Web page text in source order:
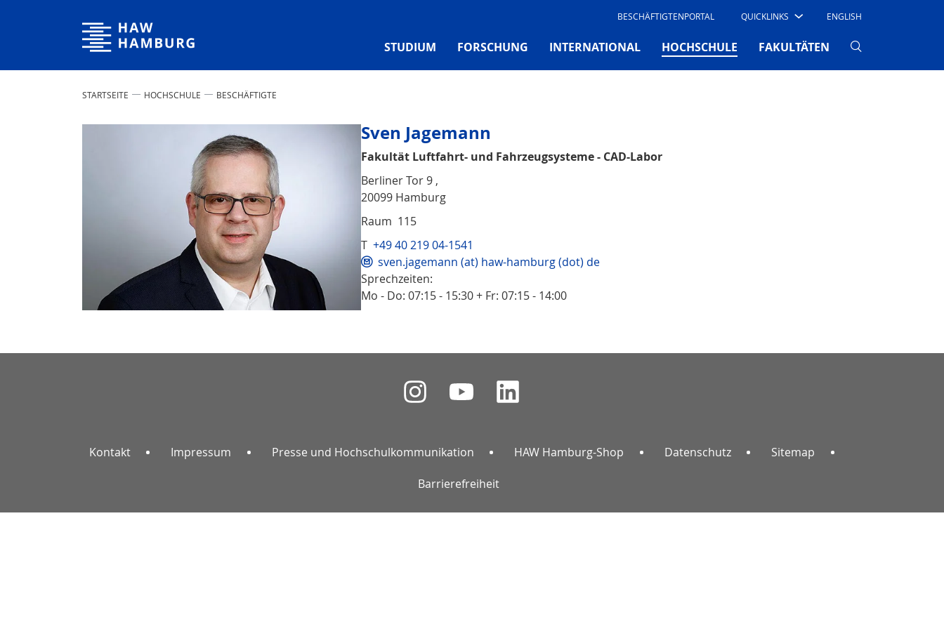
Hochschule für Angewandte Wissenschaften Hamburg BESCHÄFTIGTENPORTAL QUICKLINKS ENGLISH
STUDIUM FORSCHUNG INTERNATIONAL HOCHSCHULE (CURRENT)
FAKULTÄTEN
STARTSEITE HOCHSCHULE BESCHÄFTIGTE
Sven Jagemann
Fakultät Luftfahrt- und Fahrzeugsysteme - CAD-Labor
Berliner Tor 9 ,
20099 Hamburg
Raum 115
T +49 40 219 04-1541
sven.jagemann (at) haw-hamburg (dot) de
Sprechzeiten:
Mo - Do: 07:15 - 15:30 + Fr: 07:15 - 14:00
Kontakt Impressum Presse und Hochschulkommunikation HAW Hamburg-Shop Datenschutz Sitemap
Barrierefreiheit